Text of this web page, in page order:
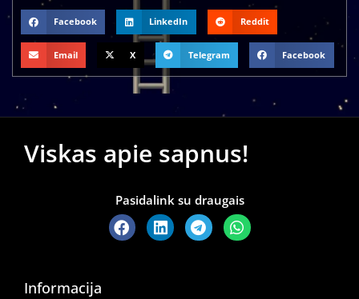
Facebook LinkedIn Reddit
Email X Telegram Facebook
Viskas apie sapnus!
Pasidalink su draugais
Informacija